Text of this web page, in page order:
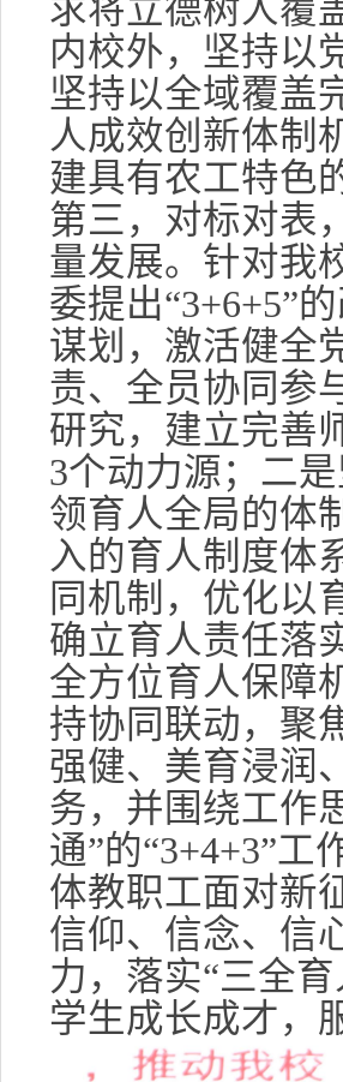
求将立德树人覆
内校外，坚持以
坚持以全域覆盖
人成效创新体制
建具有农工特色
第三，对标对表
量发展。针对我
委提出“3+6+5”
谋划，激活健全
责、全员协同参
研究，建立完善
3个动力源；二
领育人全局的体
入的育人制度体
同机制，优化以
确立育人责任落
全方位育人保障
持协同联动，聚
强健、美育浸润
务，并围绕工作
通”的“3+4+3”
体教职工面对新
信仰、信念、信
力，落实“三全
学生成长成才，